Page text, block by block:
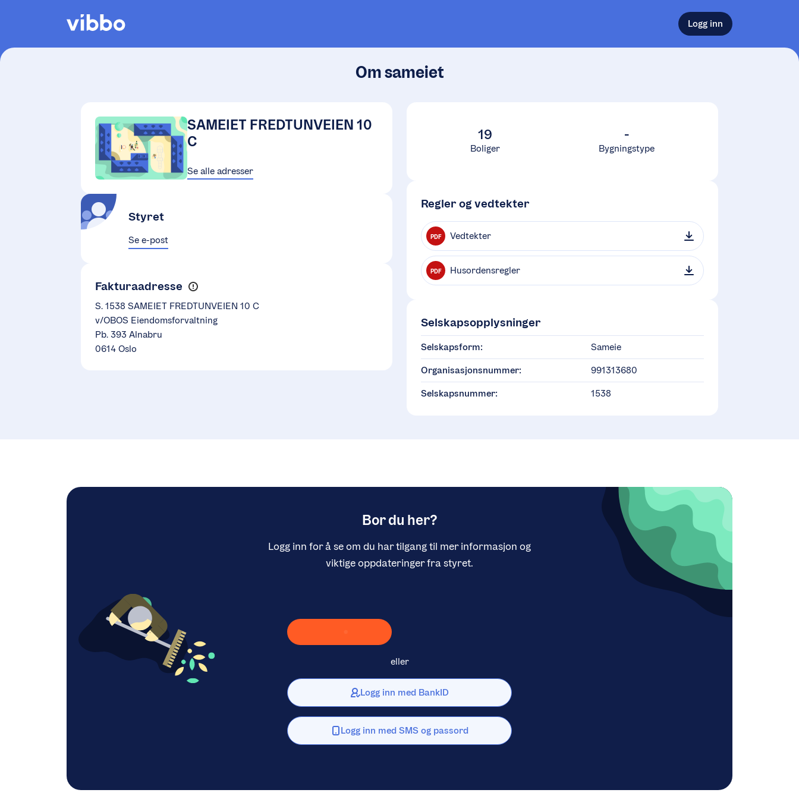
Logg inn
Om sameiet
SAMEIET FREDTUNVEIEN 10
C
Se alle adresser
Styret
Se e-post
Fakturaadresse
S. 1538 SAMEIET FREDTUNVEIEN 10 C
v/OBOS Eiendomsforvaltning
Pb. 393 Alnabru
0614 Oslo
19
Boliger
-
Bygningstype
Regler og vedtekter
PDF Vedtekter
PDF Husordensregler
Selskapsopplysninger
Selskapsform: Sameie
Organisasjonsnummer: 991313680
Selskapsnummer: 1538
Bor du her?
Logg inn for å se om du har tilgang til mer informasjon og
viktige oppdateringer fra styret.
eller
Logg inn med BankID
Logg inn med SMS og passord